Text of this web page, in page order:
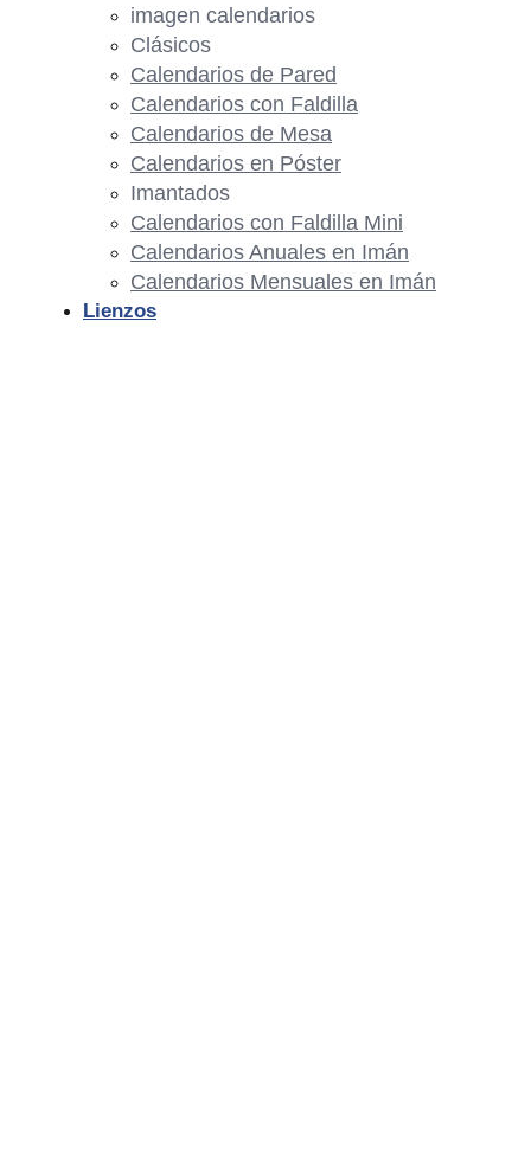
imagen calendarios
Clásicos
Calendarios de Pared
Calendarios con Faldilla
Calendarios de Mesa
Calendarios en Póster
Imantados
Calendarios con Faldilla Mini
Calendarios Anuales en Imán
Calendarios Mensuales en Imán
Lienzos